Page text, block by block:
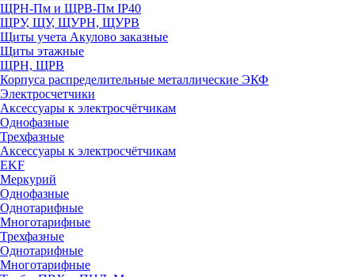
ЩРН-Пм и ЩРВ-Пм IP40
ЩРУ, ЩУ, ЩУРН, ЩУРВ
Щиты учета Акулово заказные
Щиты этажные
ЩРН, ЩРВ
Корпуса распределительные металлические ЭКФ
Электросчетчики
Аксессуары к электросчётчикам
Однофазные
Трехфазные
Аксессуары к электросчётчикам
EKF
Меркурий
Однофазные
Однотарифные
Многотарифные
Трехфазные
Однотарифные
Многотарифные